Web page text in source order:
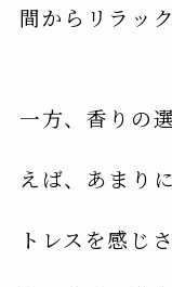
間からリラッ
一方、香りの
えば、あまり
トレスを感じ